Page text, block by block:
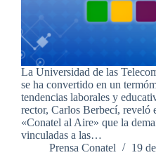
La Universidad de las
se ha convertido en un
tendencias laborales y
rector, Carlos Berbecí, reveló
«Conatel al Aire» que la
vinculadas a las…
Prensa Conatel
19